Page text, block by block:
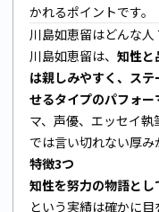
かれるポイントです。
川島如恵留はどんな人
川島如恵留は、 知性と
は親しみやすく、ス
せるタイプのパフォー
マ、声優、エッセイ
では言い切れない厚み
特徴3つ
知性を努力の物語とし
という実績は確かに